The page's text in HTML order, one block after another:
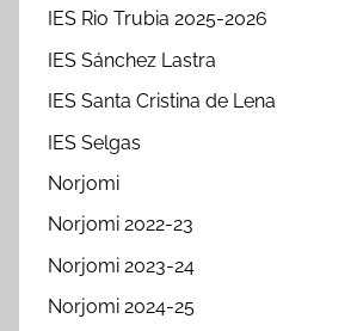
IES Rio Trubia 2025-2026
IES Sánchez Lastra
IES Santa Cristina de Lena
IES Selgas
Norjomi
Norjomi 2022-23
Norjomi 2023-24
Norjomi 2024-25